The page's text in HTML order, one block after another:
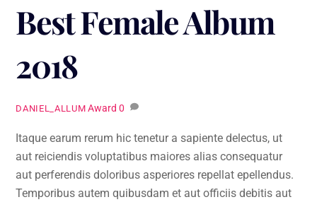
Best Female Album
2018
DANIEL_ALLUM Award 0
Itaque earum rerum hic tenetur a sapiente delectus, ut
aut reiciendis voluptatibus maiores alias consequatur
aut perferendis doloribus asperiores repellat epellendus.
Temporibus autem quibusdam et aut officiis debitis aut